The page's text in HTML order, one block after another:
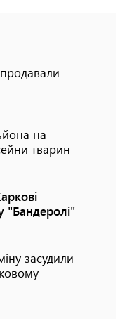
на
тварин
"Бандеролі"
засудили